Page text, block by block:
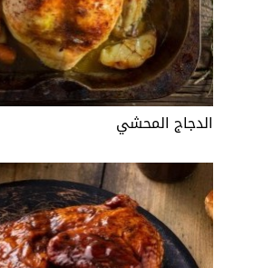
الدجاج المحشي